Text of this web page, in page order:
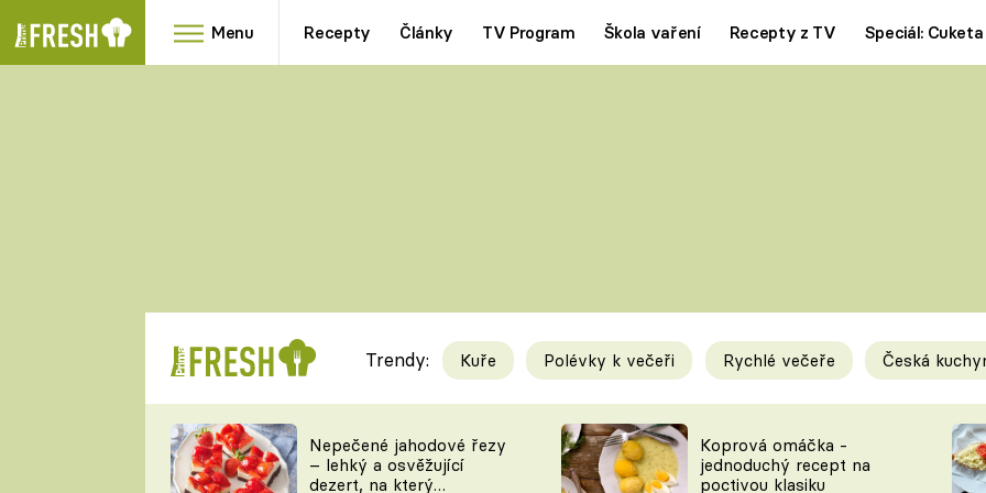
Menu Recepty Články TV Program Škola vaření Recepty z TV Speciál: Cuketa
RYCHLOVKY
Videorecepty
TEĎ VAŘÍ ŠÉF!
Tipy a triky
KAM ZA JÍDLEM
Trendy: Kuře Polévky k večeři Rychlé večeře Česká
Nepečené jahodové řezy
– lehký a osvěžující
dezert, na který
Koprová omáčka -
jednoduchý recept na
poctivou klasiku